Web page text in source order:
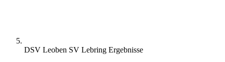
DSV Leoben SV Lebring Ergebnisse